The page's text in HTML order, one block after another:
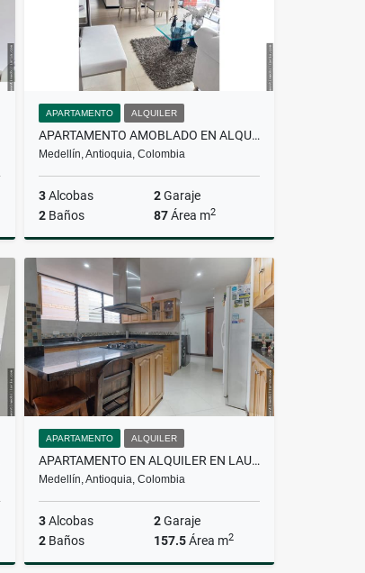
APARTAMENTO ALQUILER
APARTAMENTO AMOBLADO EN ALQUILER EN EL POBLADO
Medellín, Antioquia, Colombia
3Alcobas 2Garaje
2 Baños 87Área m2
Alquiler
$6.600.000
APARTAMENTO ALQUILER
APARTAMENTO EN ALQUILER EN LAURELES
Medellín, Antioquia, Colombia
3Alcobas 2Garaje
2 Baños 157.5Área m2